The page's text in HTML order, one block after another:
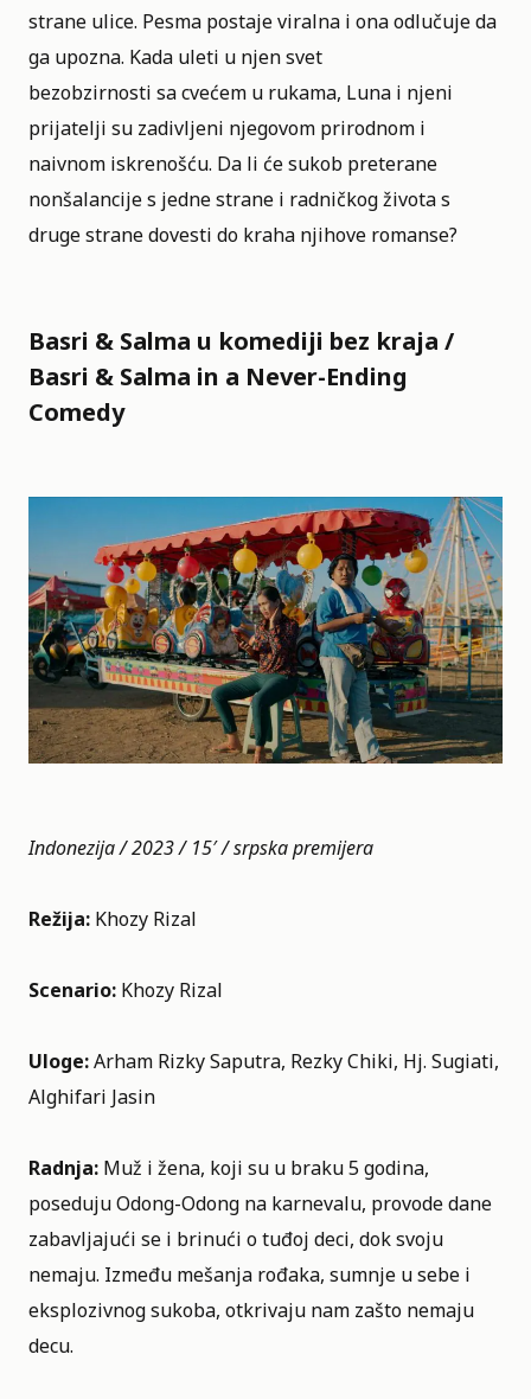
strane ulice. Pesma postaje viralna i ona odlučuje da
ga upozna. Kada uleti u njen svet
bezobzirnosti sa cvećem u rukama, Luna i njeni
prijatelji su zadivljeni njegovom prirodnom i
naivnom iskrenošću. Da li će sukob preterane
nonšalancije s jedne strane i radničkog života s
druge strane dovesti do kraha njihove romanse?
Basri & Salma u komediji bez kraja /
Basri & Salma in a Never-Ending
Comedy
Indonezija / 2023 / 15′ / srpska premijera
Režija: Khozy Rizal
Scenario: Khozy Rizal
Uloge:Arham Rizky Saputra, Rezky Chiki, Hj. Sugiati,
Alghifari Jasin
Radnja: Muž i žena, koji su u braku 5 godina,
poseduju Odong-Odong na karnevalu, provode dane
zabavljajući se i brinući o tuđoj deci, dok svoju
nemaju. Između mešanja rođaka, sumnje u sebe i
eksplozivnog sukoba, otkrivaju nam zašto nemaju
decu.